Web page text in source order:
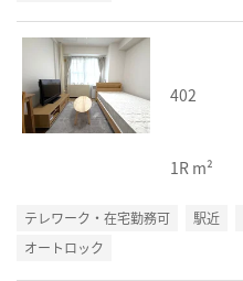
402
1R m²
テレワーク・在宅勤務可 駅近
オートロック